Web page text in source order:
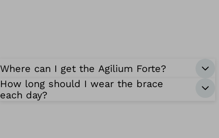
Where can I get the Agilium Forte?
How long should I wear the brace
each day?